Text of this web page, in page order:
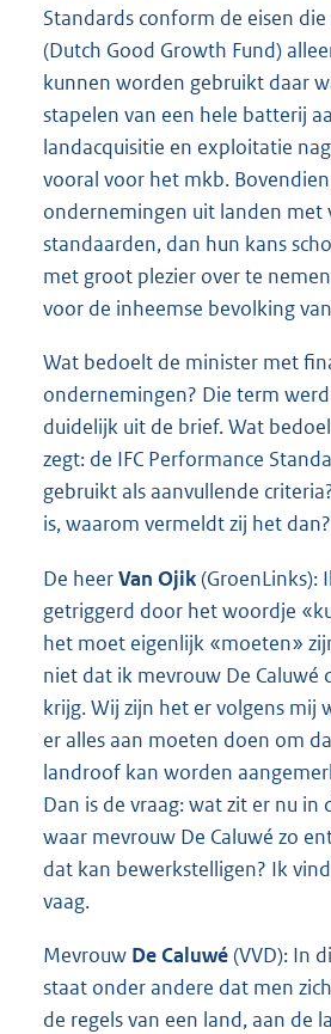
Standards conform de eisen die
(Dutch Good Growth Fund)
kunnen worden gebruikt daar
stapelen van een hele batterij
landacquisitie en exploitatie
vooral voor het mkb.
ondernemingen uit landen met
standaarden, dan hun kans
met groot plezier over te
voor de inheemse bevolking
Wat bedoelt de minister met
ondernemingen? Die term
duidelijk uit de brief. Wat
zegt: de IFC Performance
gebruikt als aanvullende
is, waarom vermeldt zij het dan?
De heerVan Ojik(GroenLinks):
getriggerd door het woordje
het moet eigenlijk «moeten»
niet dat ik mevrouw De Caluwé
krijg. Wij zijn het er volgens mij
er alles aan moeten doen om
landroof kan worden
Dan is de vraag: wat zit er nu in
waar mevrouw De Caluwé zo
dat kan bewerkstelligen? Ik
vaag.
Mevrouw De Caluwé(VVD): In
staat onder andere dat men
de regels van een land, aan de